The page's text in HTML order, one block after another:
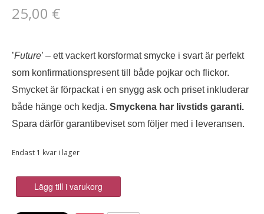
25,00 €
’Future’ – ett vackert korsformat smycke i svart är perfekt
som konfirmationspresent till både pojkar och flickor.
Smycket är förpackat i en snygg ask och priset inkluderar
både hänge och kedja. Smyckena har livstids garanti.
Spara därför garantibeviset som följer med i leveransen.
Endast 1 kvar i lager
Future,
korsformat
Lägg till i varukorg